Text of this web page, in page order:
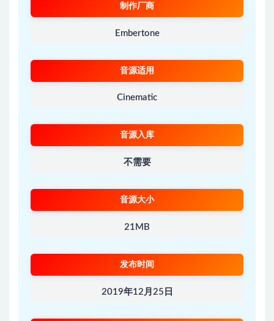
制作厂商
Embertone
音源适用
Cinematic
音源入库
不需要
音源大小
21MB
发布时间
2019年12月25日